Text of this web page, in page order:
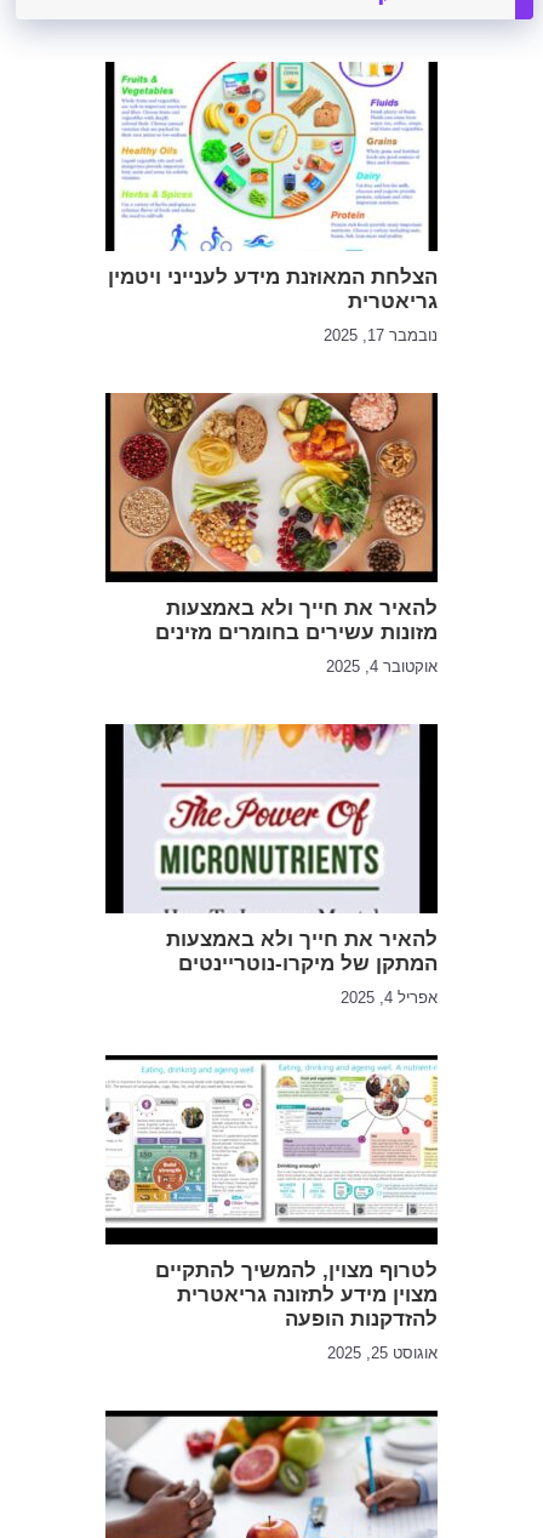
הצלחת המאוזנת מידע לענייני ויטמין
גריאטרית
נובמבר 17, 2025
להאיר את חייך ולא באמצעות
מזונות עשירים בחומרים מזינים
אוקטובר 4, 2025
להאיר את חייך ולא באמצעות
המתקן של מיקרו-נוטריינטים
אפריל 4, 2025
לטרוף מצוין, להמשיך להתקיים
מצוין מידע לתזונה גריאטרית
להזדקנות הופעה
אוגוסט 25, 2025